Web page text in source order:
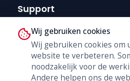
Support
Technische Dienst
Trainingen
B2B Shop
Wij gebruiken cookies
Wij gebruiken cookies om
website te verbeteren.
noodzakelijk voor de
Andere helpen ons de